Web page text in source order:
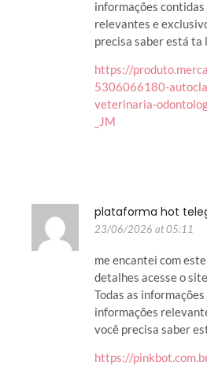
informações contidas
relevantes e
precisa saber está ta
https://
5306066180-
veterinaria-
_JM
plataforma hot
23/06/2026 at 05:11
me encantei com
detalhes acesse o
Todas as
informações
você precisa saber
https://